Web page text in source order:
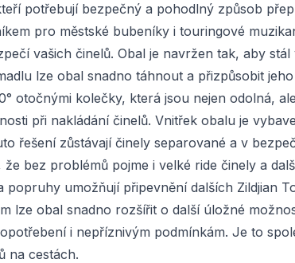
potřebují bezpečný a pohodlný způsob
pro městské bubeníky i touringové
vašich činelů. Obal je navržen tak, aby stál
lze obal snadno táhnout a přizpůsobit
otočnými kolečky, která jsou nejen odolná,
při nakládání činelů. Vnitřek obalu je
řešení zůstávají činely separované a v
bez problémů pojme i velké ride činely a
umožňují připevnění dalších Zildjian
lze obal snadno rozšířit o další úložné
i nepříznivým podmínkám. Je to
na cestách.